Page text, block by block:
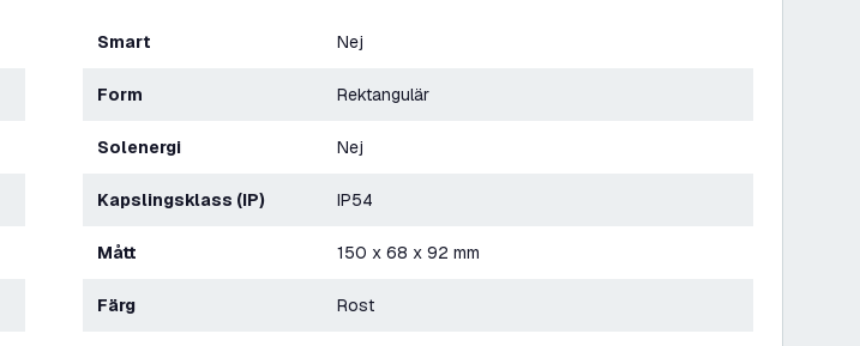
Smart Nej
Form Rektangulär
Solenergi Nej
Kapslingsklass (IP) IP54
Mått 150 x 68 x 92 mm
Färg Rost